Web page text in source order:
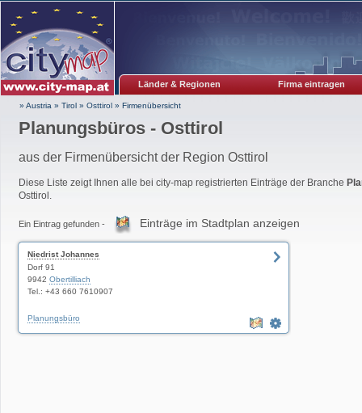
Länder & Regionen Firma eintragen
» Austria » Tirol » Osttirol » Firmenübersicht
Planungsbüros - Osttirol
aus der Firmenübersicht der Region Osttirol
Diese Liste zeigt Ihnen alle bei city-map registrierten Einträge der Branche
Osttirol.
Ein Eintrag gefunden - Einträge im Stadtplan anzeigen
Niedrist Johannes
Dorf 91
9942 Obertilliach
Tel.: +43 660 7610907
Planungsbüro